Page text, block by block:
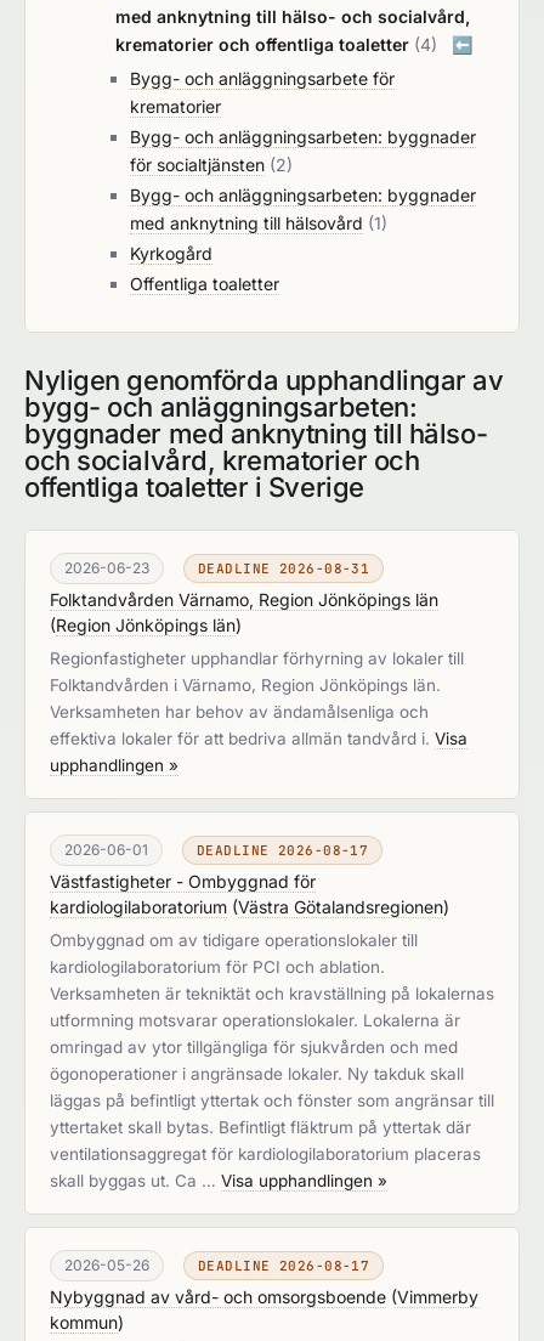
med anknytning till hälso- och socialvård,
krematorier och offentliga toaletter (4) ⬅️
Bygg- och anläggningsarbete för
krematorier
Bygg- och anläggningsarbeten: byggnader
för socialtjänsten (2)
Bygg- och anläggningsarbeten: byggnader
med anknytning till hälsovård (1)
Kyrkogård
Offentliga toaletter
Nyligen genomförda upphandlingar av
bygg- och anläggningsarbeten:
byggnader med anknytning till hälso-
och socialvård, krematorier och
offentliga toaletter i Sverige
2026-06-23 DEADLINE 2026-08-31
Folktandvården Värnamo, Region Jönköpings län
(Region Jönköpings län)
Regionfastigheter upphandlar förhyrning av lokaler till
Folktandvården i Värnamo, Region Jönköpings län.
Verksamheten har behov av ändamålsenliga och
effektiva lokaler för att bedriva allmän tandvård i. Visa
upphandlingen »
2026-06-01 DEADLINE 2026-08-17
Västfastigheter - Ombyggnad för
kardiologilaboratorium (Västra Götalandsregionen)
Ombyggnad om av tidigare operationslokaler till
kardiologilaboratorium för PCI och ablation.
Verksamheten är tekniktät och kravställning på lokalernas
utformning motsvarar operationslokaler. Lokalerna är
omringad av ytor tillgängliga för sjukvården och med
ögonoperationer i angränsade lokaler. Ny takduk skall
läggas på befintligt yttertak och fönster som angränsar till
yttertaket skall bytas. Befintligt fläktrum på yttertak där
ventilationsaggregat för kardiologilaboratorium placeras
skall byggas ut. Ca … Visa upphandlingen »
2026-05-26 DEADLINE 2026-08-17
Nybyggnad av vård- och omsorgsboende (Vimmerby
kommun)